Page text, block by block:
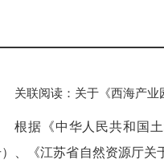
关联阅读：关于《西海产业
根据《中华人民共和国
、《江苏省自然资源厅关